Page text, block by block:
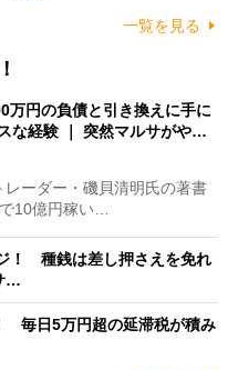
一覧を見る
万円の負債と引き換えに手に
な経験 ｜ 突然マルサがや…
ーダー・磯貝清明氏の著書
10億円稼い…
！ 種銭は差し押さえを免れ
…
毎日5万円超の延滞税が積み